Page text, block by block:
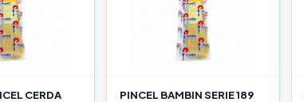
CERDA
PINCEL BAMBIN SERIE 189